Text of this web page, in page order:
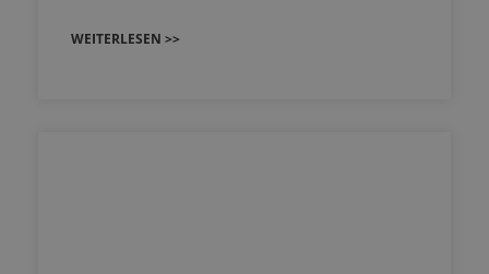
WEITERLESEN >>